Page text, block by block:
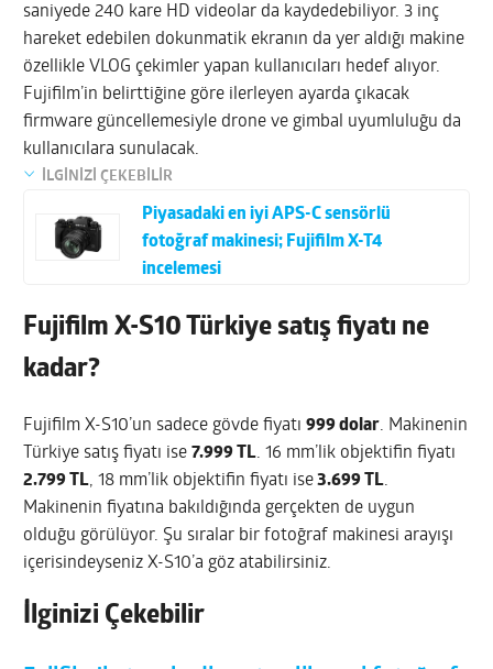
saniyede 240 kare HD videolar da kaydedebiliyor. 3 inç
hareket edebilen dokunmatik ekranın da yer aldığı makine
özellikle VLOG çekimler yapan kullanıcıları hedef alıyor.
Fujifilm’in belirttiğine göre ilerleyen ayarda çıkacak
firmware güncellemesiyle drone ve gimbal uyumluluğu da
kullanıcılara sunulacak.
İLGİNİZİ ÇEKEBİLİR
Piyasadaki en iyi APS-C sensörlü
fotoğraf makinesi; Fujifilm X-T4
incelemesi
Fujifilm X-S10 Türkiye satış fiyatı ne
kadar?
Fujifilm X-S10’un sadece gövde fiyatı999 dolar. Makinenin
Türkiye satış fiyatı ise7.999 TL. 16 mm’lik objektifin fiyatı
2.799 TL, 18 mm’lik objektifin fiyatı ise3.699 TL.
Makinenin fiyatına bakıldığında gerçekten de uygun
olduğu görülüyor. Şu sıralar bir fotoğraf makinesi arayışı
içerisindeyseniz X-S10’a göz atabilirsiniz.
İlginizi Çekebilir